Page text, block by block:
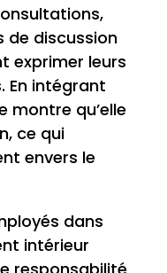
de discussion
exprimer leurs
En intégrant
montre qu’elle
ce qui
envers le
dans
intérieur